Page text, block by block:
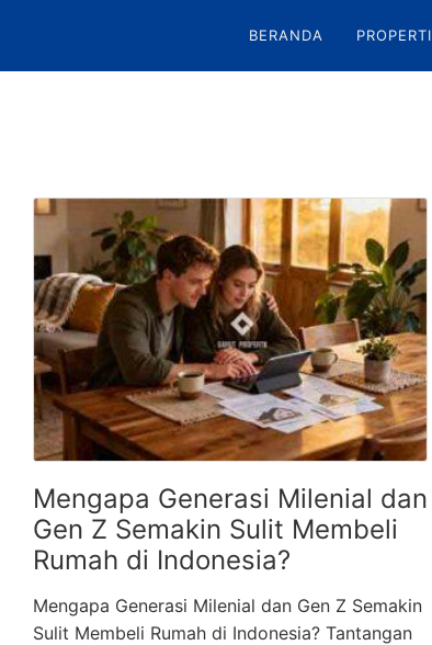
BERANDA PROPERTI
Mengapa Generasi Milenial dan
Gen Z Semakin Sulit Membeli
Rumah di Indonesia?
Mengapa Generasi Milenial dan Gen Z Semakin
Sulit Membeli Rumah di Indonesia? Tantangan